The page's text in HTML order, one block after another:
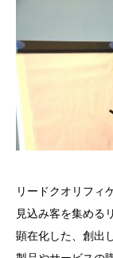
リードクオリフィ
見込み客を集める
顕在化した、創出